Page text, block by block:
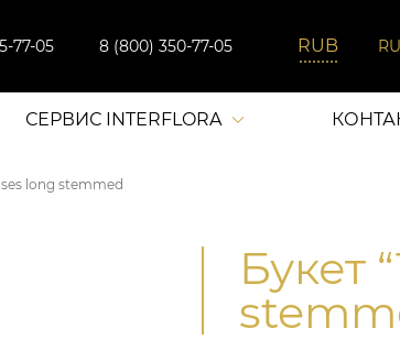
77-05 8 (800) 350-77-05 RU
СЕРВИС INTERFLORA
long stemmed
Букет